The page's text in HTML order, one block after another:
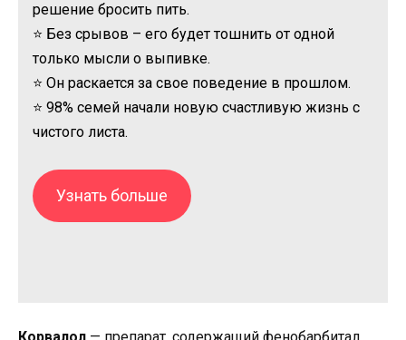
решение бросить пить.
⭐ Без срывов – его будет тошнить от одной
только мысли о выпивке.
⭐ Он раскается за свое поведение в прошлом.
⭐ 98% семей начали новую счастливую жизнь с
чистого листа.
Узнать больше